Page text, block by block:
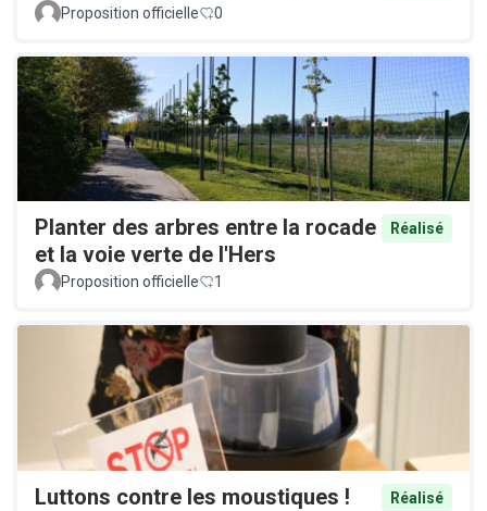
Proposition officielle
0
Planter des arbres entre la rocade
et la voie verte de l'Hers
Réalisé
Proposition officielle 1
Luttons contre les moustiques !
Réalisé